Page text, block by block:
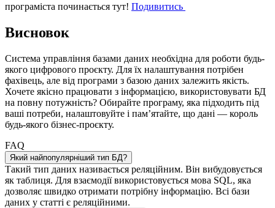
програміста починається тут! Подивитись
Висновок
Система управління базами даних необхідна для роботи будь-
якого цифрового проєкту. Для їх налаштування потрібен
фахівець, але від програми з базою даних залежить якість.
Хочете якісно працювати з інформацією, використовувати БД
на повну потужність? Обирайте програму, яка підходить під
ваші потреби, налаштовуйте і пам’ятайте, що дані — король
будь-якого бізнес-проєкту.
FAQ
Який найпопулярніший тип БД?
Такий тип даних називається реляційним. Він вибудовується
як таблиця. Для взаємодії використовується мова SQL, яка
дозволяє швидко отримати потрібну інформацію. Всі бази
даних у статті є реляційними.